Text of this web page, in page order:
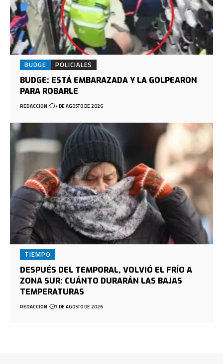
BUDGE POLICIALES
BUDGE: ESTÁ EMBARAZADA Y LA GOLPEARON
PARA ROBARLE
REDACCION 7 DE AGOSTO DE 2026
TIEMPO
DESPUÉS DEL TEMPORAL, VOLVIÓ EL FRÍO A
ZONA SUR: CUÁNTO DURARÁN LAS BAJAS
TEMPERATURAS
REDACCION 7 DE AGOSTO DE 2026